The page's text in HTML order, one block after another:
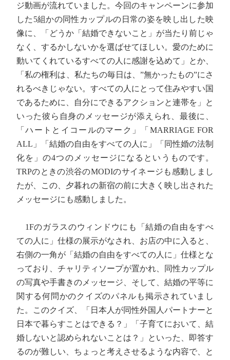
ジ動画が流れていました。今回のキャンペーンに参加
した5組かの同性カップルの日常の姿を映し出した映
像に、「どうか「結婚できないこと」が当たり前じゃ
なく、するかしないかを選ばせてほしい。愛のために
動いてくれているすべての人に感謝を込めて」とか、
「私の権利は、私たちの毎日は、”無かったもの”にさ
れるべきじゃない。すべての人にとって住みやすい国
であるために、自分にできるアクションと連帯を」と
いった彼ら自身のメッセージが添えられ、最後に、
「ハートとイコールのマーク」「MARRIAGE FOR
ALL」「結婚の自由をすべての人に」「同性婚の法制
化を」の4つのメッセージになるというものです。
TRPのときの渋谷のMODIのサイネージも感動しまし
たが、この、夕暮れの新宿の前に大きく映し出された
メッセージにも感動しました。
1Fのガラスのウィンドウにも「結婚の自由をすべ
ての人に」仕様の展示がなされ、お店の中に入ると、
右側の一角が「結婚の自由をすべての人に」仕様とな
っており、チャリティソープが置かれ、同性カップル
の写真や手書きのメッセージ、そして、結婚の平等に
関する何問かのクイズのパネルも掲示されていまし
た。このクイズ、「日本人が同性外国人パートナーと
日本で暮らすことはできる？」「子育てにおいて、結
婚しないと認められないことは？」といった、即答す
るのが難しい、ちょっと考えさせるような内容で、と